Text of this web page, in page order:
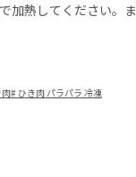
加熱してください。ま
肉# ひき肉 パラパラ 冷凍